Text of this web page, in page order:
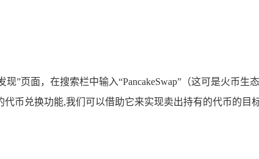
”页面，在搜索栏中输入“PancakeSwap”（这可是火币
币兑换功能,我们可以借助它来实现卖出持有的代币的目标